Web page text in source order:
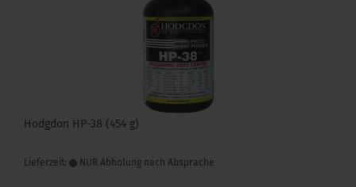
Hodgdon HP-38 (454 g)
Lieferzeit: NUR Abholung nach Absprache